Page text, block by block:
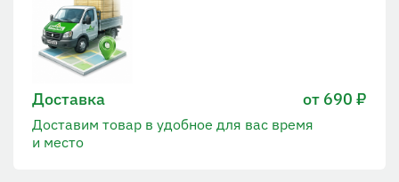
Доставка от 690 ₽
Доставим товар в удобное для вас время
и место